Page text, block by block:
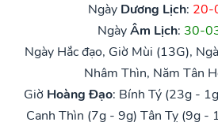
Ngày Dương Lịch: 20-
NgàyÂm Lịch: 30-
Ngày Hắc đạo, Giờ Mùi (13G),
Nhâm Thìn, Năm Tân
Giờ Hoàng Đạo: Bính Tý (23g -
Canh Thìn (7g - 9g) Tân Tỵ (9g -